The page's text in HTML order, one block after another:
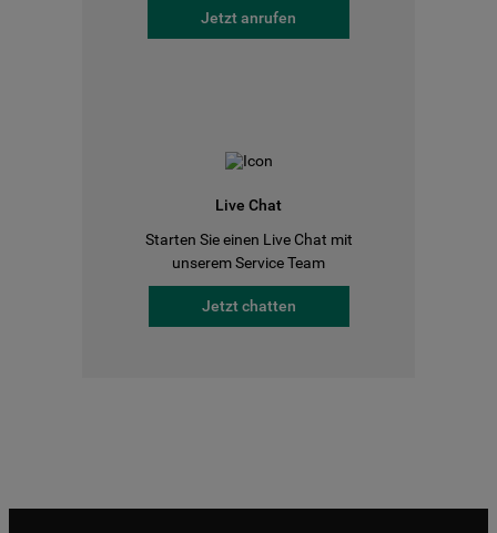
Jetzt anrufen
Live Chat
Starten Sie einen Live Chat mit
unserem Service Team
Jetzt chatten